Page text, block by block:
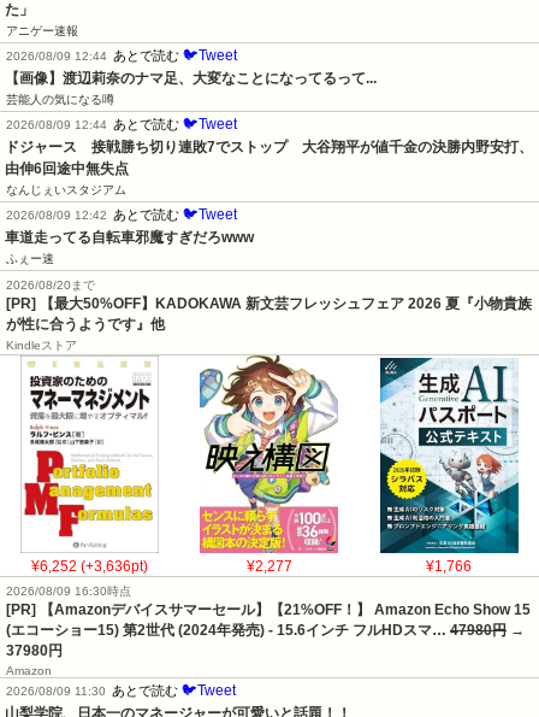
た」
アニゲー速報
2026/08/09 12:44 あとで読む 🐦Tweet
【画像】渡辺莉奈のナマ足、大変なことになってるって...
芸能人の気になる噂
2026/08/09 12:44 あとで読む 🐦Tweet
ドジャース　接戦勝ち切り連敗7でストップ　大谷翔平が値千金の決勝内野安打、
由伸6回途中無失点
なんじぇいスタジアム
2026/08/09 12:42
あとで読む 🐦Tweet
車道走ってる自転車邪魔すぎだろwww
ふぇー速
2026/08/20まで
[PR] 【最大50%OFF】KADOKAWA 新文芸フレッシュフェア 2026 夏『小物貴族
が性に合うようです』他
Kindleストア
¥6,252 (+3,636pt) ¥2,277 ¥1,766
2026/08/09 16:30時点
[PR] 【Amazonデバイスサマーセール】【21%OFF！】 Amazon Echo Show 15
(エコーショー15) 第2世代 (2024年発売) - 15.6インチ フルHDスマ… 47980円 →
37980円
Amazon
2026/08/09 11:30
あとで読む 🐦Tweet